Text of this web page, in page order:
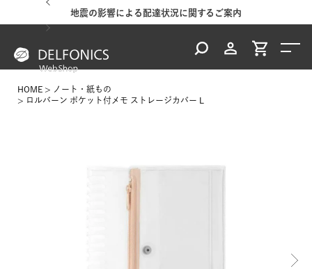
夏季休業のご案内
HOME
ノート・紙もの
ロルバーン ポケット付メモ ストレージカバー L